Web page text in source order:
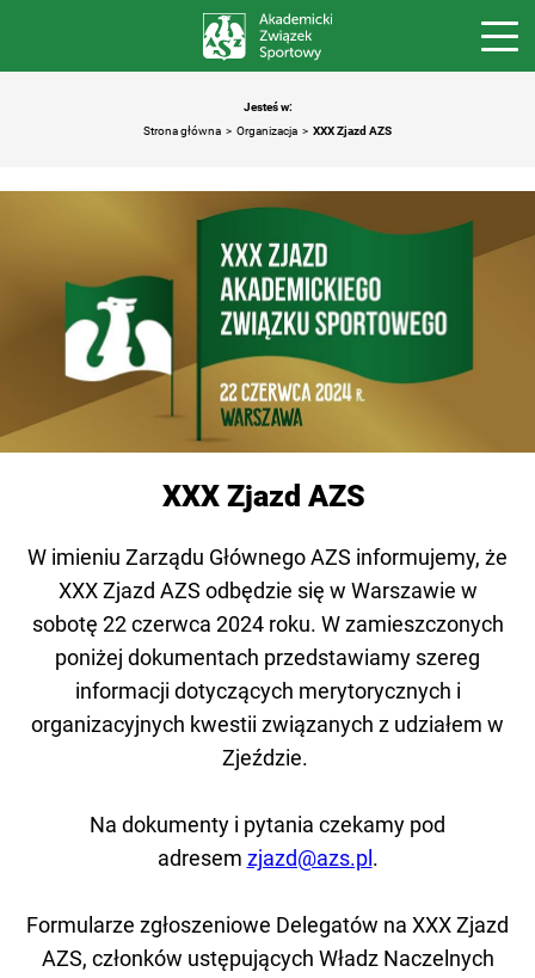
Jesteś w:
Strona główna
Organizacja XXX Zjazd AZS
XXX Zjazd AZS
W imieniu Zarządu Głównego AZS informujemy, że
XXX Zjazd AZS odbędzie się w Warszawie w
sobotę 22 czerwca 2024 roku. W zamieszczonych
poniżej dokumentach przedstawiamy szereg
informacji dotyczących merytorycznych i
organizacyjnych kwestii związanych z udziałem w
Zjeździe.
Na dokumenty i pytania czekamy pod
adresem zjazd@azs.pl .
Formularze zgłoszeniowe Delegatów na XXX Zjazd
AZS, członków ustępujących Władz Naczelnych